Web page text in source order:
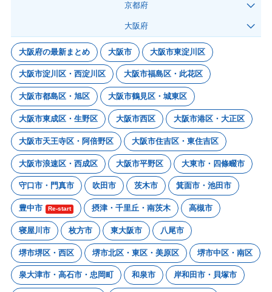
京都府
大阪府
大阪府の最新まとめ 大阪市 大阪市東淀川区
大阪市淀川区・西淀川区 大阪市福島区・此花区
大阪市都島区・旭区 大阪市鶴見区・城東区
大阪市東成区・生野区 大阪市西区 大阪市港区・大正区
大阪市天王寺区・阿倍野区 大阪市住吉区・東住吉区
大阪市浪速区・西成区 大阪市平野区 大東市・四條畷市
守口市・門真市 吹田市 茨木市 箕面市・池田市
豊中市 Re-start 摂津・千里丘・南茨木 高槻市
寝屋川市 枚方市 東大阪市 八尾市
堺市堺区・西区 堺市北区・東区・美原区 堺市中区・南区
泉大津市・高石市・忠岡町 和泉市 岸和田市・貝塚市